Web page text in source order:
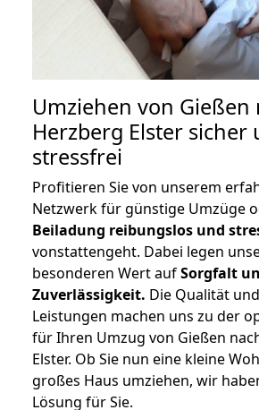
Umziehen von Gießen
Herzberg Elster sicher
stressfrei
Profitieren Sie von unserem
Netzwerk für günstige Umzüge
Beiladung reibungslos und
vonstattengeht. Dabei legen
besonderen Wert aufSorgfalt
Zuverlässigkeit. Die Qualität
Leistungen machen uns zu der
für Ihren Umzug von Gießen
Elster. Ob Sie nun eine kleine
großes Haus umziehen, wir
Lösung für Sie.